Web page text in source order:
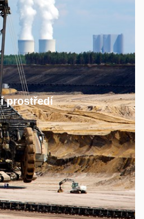
prostředí
znečištění ovzduší
rostoucí spotřeby
nimi energetika propojena
tím dá dělat?